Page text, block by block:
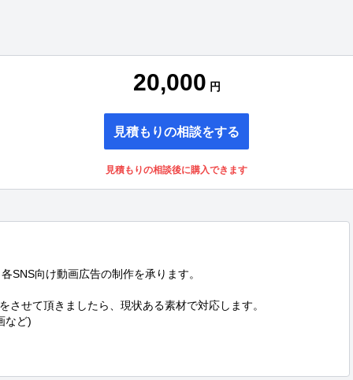
20,000 円
見積もりの相談をする
見積もりの相談後に購入できます
SNS向け動画広告の制作を承ります。
させて頂きましたら、現状ある素材で対応します。
など)